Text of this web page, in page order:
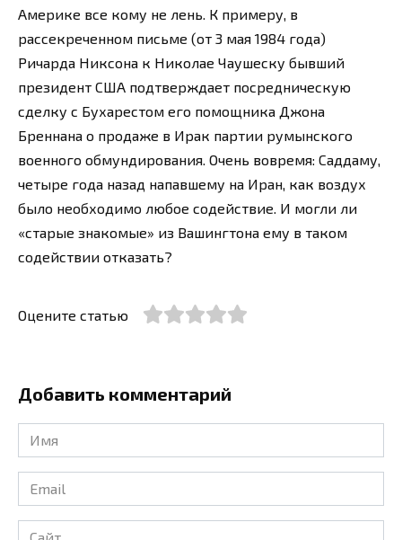
Америке все кому не лень. К примеру, в
рассекреченном письме (от 3 мая 1984 года)
Ричарда Никсона к Николае Чаушеску бывший
президент США подтверждает посредническую
сделку с Бухарестом его помощника Джона
Бреннана о продаже в Ирак партии румынского
военного обмундирования. Очень вовремя: Саддаму,
четыре года назад напавшему на Иран, как воздух
было необходимо любое содействие. И могли ли
«старые знакомые» из Вашингтона ему в таком
содействии отказать?
Оцените статью
Добавить комментарий
Имя
*
Email
*
Сайт